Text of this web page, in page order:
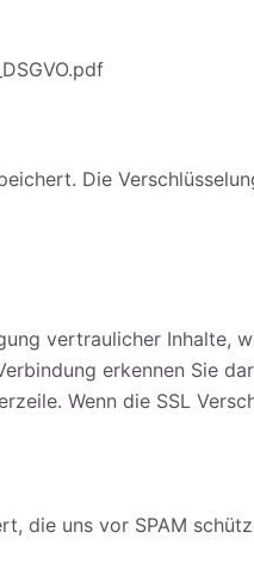
Die
vertraulicher Inhalte,
erkennen Sie
Wenn die SSL
die uns vor SPAM